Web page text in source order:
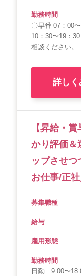
勤務時間
〇早番 07：00
10：30〜19：
相談ください。
詳しく
【昇給・
かり評価＆
ップさせ
お仕事/正社
募集職種
給与
雇用形態
勤務時間
日勤 9:00〜